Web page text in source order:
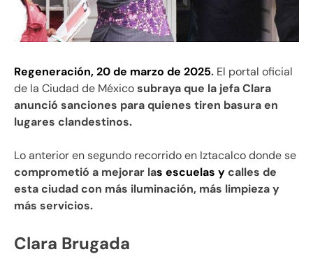
Regeneración, 20 de marzo de 2025. El portal oficial
de la Ciudad de Méxicosubraya que la jefa Clara
anunció sanciones para quienes tiren basura en
lugares clandestinos.
Lo anterior en segundo recorrido en Iztacalco donde se
comprometió a mejorar las escuelas ycalles de
esta ciudad con más iluminación, más limpieza y
más servicios.
Clara Brugada